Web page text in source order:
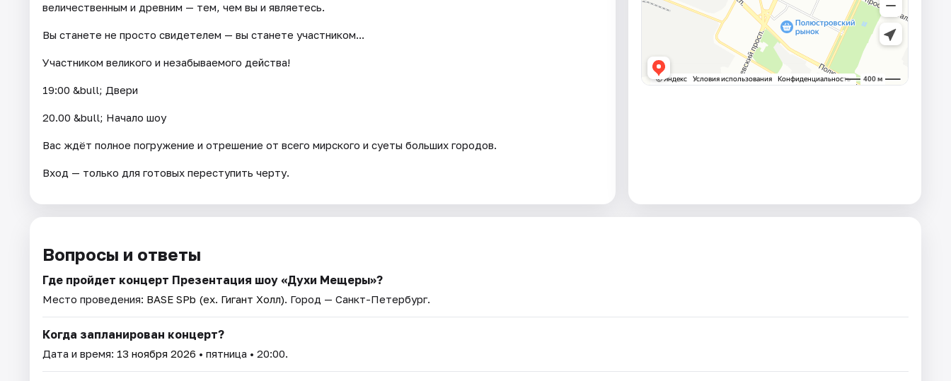
величественным и древним — тем, чем вы и являетесь.
Вы станете не просто свидетелем — вы станете участником...
Участником великого и незабываемого действа!
19:00 &bull; Двери
20.00 &bull; Начало шоу
Вас ждёт полное погружение и отрешение от всего мирского и суеты больших городов.
Вход — только для готовых переступить черту.
Вопросы и ответы
Где пройдет концерт Презентация шоу «Духи Мещеры»?
Место проведения: BASE SPb (ex. Гигант Холл). Город — Санкт-Петербург.
Когда запланирован концерт?
Дата и время: 13 ноября 2026 • пятница • 20:00.